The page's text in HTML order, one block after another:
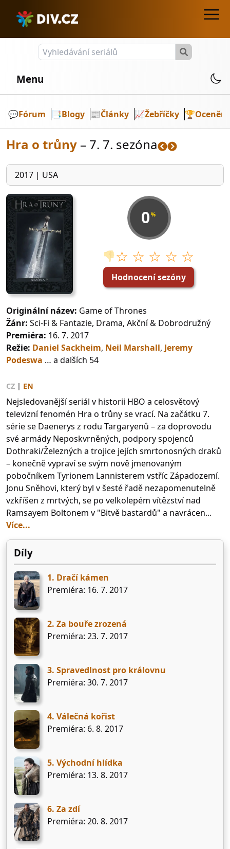
Menu
💬️Fórum 📑Blogy 📰Články 📈Žebříčky 🏆Ocenění
Hra o trůny – 7. 7. sezóna
2017 | USA
0 %
👎☆ ☆ ☆ ☆ ☆
Hodnocení sezóny
Originální název: Game of Thrones
Žánr: Sci-Fi & Fantazie, Drama, Akční & Dobrodružný
Premiéra: 16. 7. 2017
Režie: Daniel Sackheim, Neil Marshall, Jeremy
Podeswa … a dalších 54
CZ | EN
Nejsledovanější seriál v historii HBO a celosvětový
televizní fenomén Hra o trůny se vrací. Na začátku 7.
série se Daenerys z rodu Targaryenů – za doprovodu
své armády Neposkvrněných, podpory spojenců
Dothraki/Železných a trojice jejích smrtonosných draků
– konečně vypraví se svým nově jmenovaným
pobočníkem Tyrionem Lannisterem vstříc Západozemí.
Jonu Sněhovi, který byl v šesté řadě nezapomenutelně
vzkříšen z mrtvých, se po velkolepém vítězství nad
Ramsayem Boltonem v "Bitvě bastardů" a navrácen...
Více...
Díly
1. Dračí kámen
Premiéra: 16. 7. 2017
2. Za bouře zrozená
Premiéra: 23. 7. 2017
3. Spravedlnost pro královnu
Premiéra: 30. 7. 2017
4. Válečná kořist
Premiéra: 6. 8. 2017
5. Východní hlídka
Premiéra: 13. 8. 2017
6. Za zdí
Premiéra: 20. 8. 2017